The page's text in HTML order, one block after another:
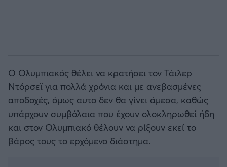
Ο Ολυμπιακός θέλει να κρατήσει τον Τάιλερ
Ντόρσεϊ για πολλά χρόνια και με ανεβασμένες
αποδοχές, όμως αυτο δεν θα γίνει άμεσα, καθώς
υπάρχουν συμβόλαια που έχουν ολοκληρωθεί ήδη
και στον Ολυμπιακό θέλουν να ρίξουν εκεί το
βάρος τους το ερχόμενο διάστημα.